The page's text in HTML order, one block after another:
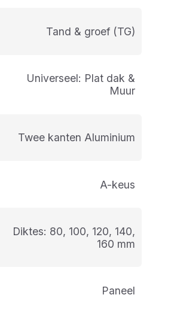
Tand & groef (TG)
Universeel: Plat dak &
Muur
Twee kanten Aluminium
A-keus
Diktes: 80, 100, 120, 140,
160 mm
paneel